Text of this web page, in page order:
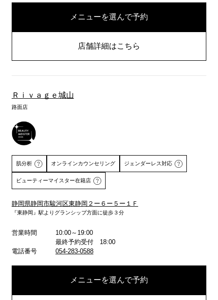
メニューを選んで予約
店舗詳細はこちら
Ｒｉｖａｇｅ城山
路面店
肌分析 オンラインカウンセリング ジェンダーレス対応
ビューティーマイスター在籍店
静岡県静岡市駿河区東静岡２ー６ー５ー１Ｆ
『東静岡』駅よりグランシップ方面に徒歩３分
営業時間
10:00～19:00
最終予約受付 18:00
電話番号
054-283-0588
メニューを選んで予約